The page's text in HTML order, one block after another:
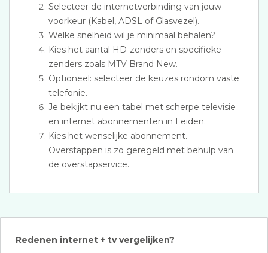
Selecteer de internetverbinding van jouw
voorkeur (Kabel, ADSL of Glasvezel).
Welke snelheid wil je minimaal behalen?
Kies het aantal HD-zenders en specifieke
zenders zoals MTV Brand New.
Optioneel: selecteer de keuzes rondom vaste
telefonie.
Je bekijkt nu een tabel met scherpe televisie
en internet abonnementen in Leiden.
Kies het wenselijke abonnement.
Overstappen is zo geregeld met behulp van
de overstapservice.
Redenen internet + tv vergelijken?